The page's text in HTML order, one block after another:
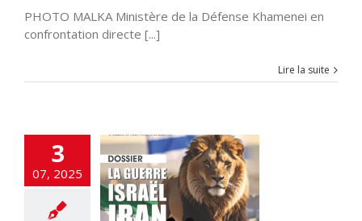
PHOTO MALKA Ministère de la Défense Khamenei en
confrontation directe [...]
Lire la suite
3
07, 2025
de JudaH
DEFENSE